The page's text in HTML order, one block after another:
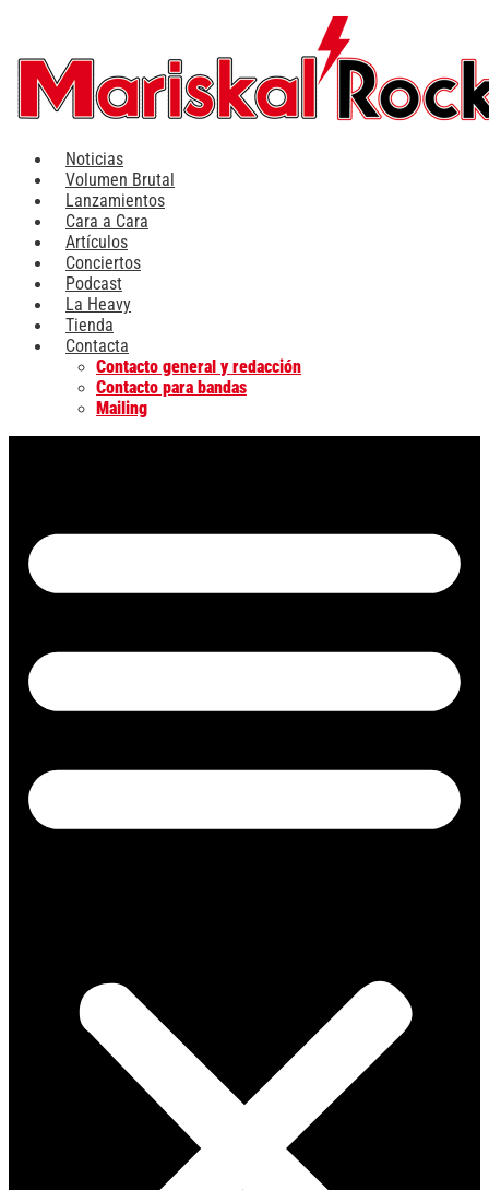
contenido
Noticias
Volumen Brutal
Lanzamientos
Cara a Cara
Artículos
Conciertos
Podcast
La Heavy
Tienda
Contacta
Contacto general y redacción
Contacto para bandas
Mailing